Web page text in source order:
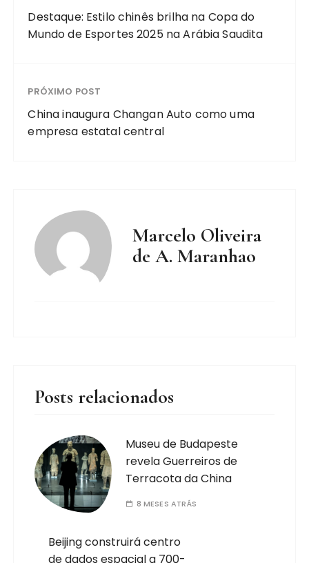
Destaque: Estilo chinês brilha na Copa do
Mundo de Esportes 2025 na Arábia Saudita
PRÓXIMO POST
China inaugura Changan Auto como uma
empresa estatal central
Marcelo Oliveira
de A. Maranhao
Posts relacionados
Museu de Budapeste
revela Guerreiros de
Terracota da China
8 MESES ATRÁS
Beijing construirá centro
de dados espacial a 700-